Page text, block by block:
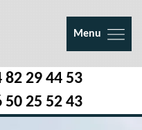
Menu
82 29 44 53
50 25 52 43